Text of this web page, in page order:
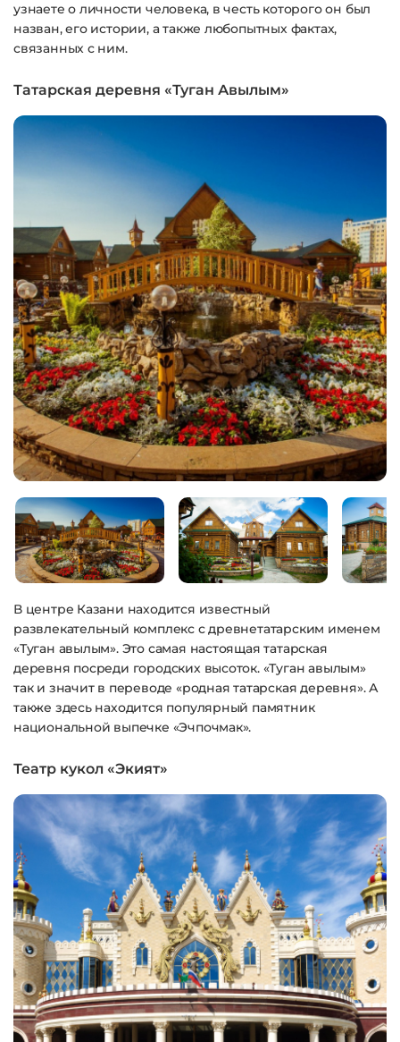
узнаете о личности человека, в честь которого он был
назван, его истории, а также любопытных фактах,
связанных с ним.
Татарская деревня «Туган Авылым»
В центре Казани находится известный
развлекательный комплекс с древнетатарским именем
«Туган авылым». Это самая настоящая татарская
деревня посреди городских высоток. «Туган авылым»
так и значит в переводе «родная татарская деревня». А
также здесь находится популярный памятник
национальной выпечке «Эчпочмак».
Театр кукол «Экият»